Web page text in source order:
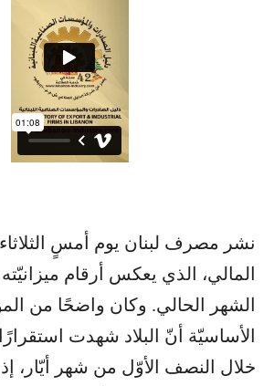
نشر مصرف لبنان يوم أمسٍ
المالي، الذي يعكس أرقام
الشهر الحالي. وكان واضحًا من
الأساسيّة أنّ البلاد شهدت استقرارًا
خلال النصف الأوّل من شهر أيّار،